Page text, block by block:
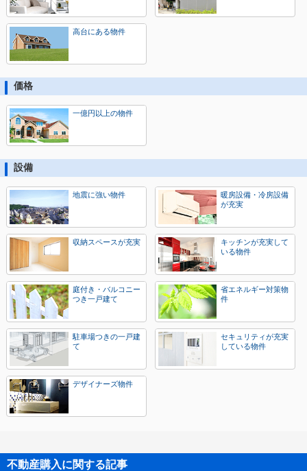
高台にある物件
価格
一億円以上の物件
設備
地震に強い物件
暖房設備・冷房設備
が充実
収納スペースが充実
キッチンが充実して
いる物件
庭付き・バルコニー
つき一戸建て
省エネルギー対策物
件
駐車場つきの一戸建
て
セキュリティが充実
している物件
デザイナーズ物件
不動産購入に関する記事